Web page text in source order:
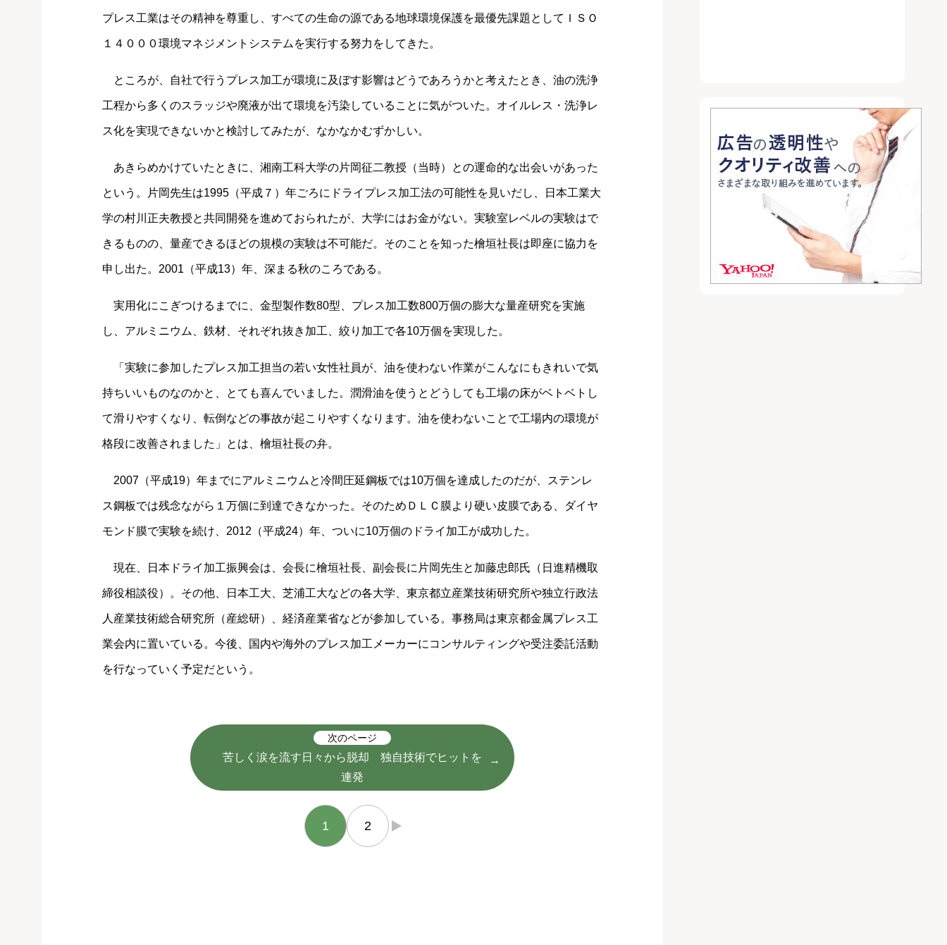
プレス工業はその精神を尊重し、すべての生命の源である地球環境保護を最優先課題としてＩＳＯ
１４０００環境マネジメントシステムを実行する努力をしてきた。
ところが、自社で行うプレス加工が環境に及ぼす影響はどうであろうかと考えたとき、油の洗浄
工程から多くのスラッジや廃液が出て環境を汚染していることに気がついた。オイルレス・洗浄レ
ス化を実現できないかと検討してみたが、なかなかむずかしい。
あきらめかけていたときに、湘南工科大学の片岡征二教授（当時）との運命的な出会いがあった
という。片岡先生は1995（平成７）年ごろにドライプレス加工法の可能性を見いだし、日本工業大
学の村川正夫教授と共同開発を進めておられたが、大学にはお金がない。実験室レベルの実験はで
きるものの、量産できるほどの規模の実験は不可能だ。そのことを知った檜垣社長は即座に協力を
申し出た。2001（平成13）年、深まる秋のころである。
実用化にこぎつけるまでに、金型製作数80型、プレス加工数800万個の膨大な量産研究を実施
し、アルミニウム、鉄材、それぞれ抜き加工、絞り加工で各10万個を実現した。
「実験に参加したプレス加工担当の若い女性社員が、油を使わない作業がこんなにもきれいで気
持ちいいものなのかと、とても喜んでいました。潤滑油を使うとどうしても工場の床がベトベトし
て滑りやすくなり、転倒などの事故が起こりやすくなります。油を使わないことで工場内の環境が
格段に改善されました」とは、檜垣社長の弁。
2007（平成19）年までにアルミニウムと冷間圧延鋼板では10万個を達成したのだが、ステンレ
ス鋼板では残念ながら１万個に到達できなかった。そのためＤＬＣ膜より硬い皮膜である、ダイヤ
モンド膜で実験を続け、2012（平成24）年、ついに10万個のドライ加工が成功した。
現在、日本ドライ加工振興会は、会長に檜垣社長、副会長に片岡先生と加藤忠郎氏（日進精機取
締役相談役）。その他、日本工大、芝浦工大などの各大学、東京都立産業技術研究所や独立行政法
人産業技術総合研究所（産総研）、経済産業省などが参加している。事務局は東京都金属プレス工
業会内に置いている。今後、国内や海外のプレス加工メーカーにコンサルティングや受注委託活動
を行なっていく予定だという。
次のページ
苦しく涙を流す日々から脱却 独自技術でヒットを
連発
1 2 →